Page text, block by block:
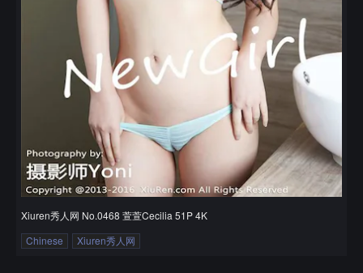
Xiuren秀人网 No.0468 萱萱Cecilia 51P 4K
Chinese
Xiuren秀人网